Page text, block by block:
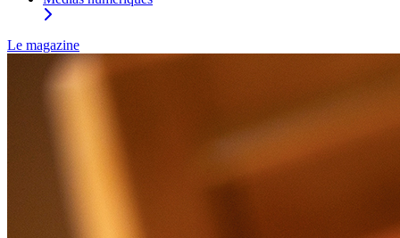
Le magazine